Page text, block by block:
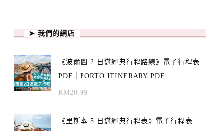
➤ 我們的網店
《波爾圖 2 日遊經典行程路線》電子行程表
PDF｜PORTO ITINERARY PDF
RM20.99
《里斯本 5 日遊經典行程表》電子行程表